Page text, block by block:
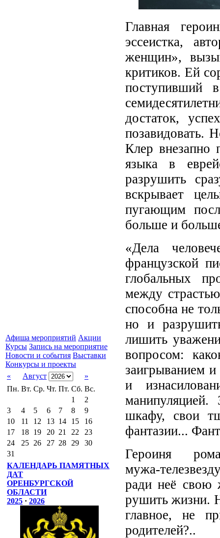
Афиша мероприятий Акции
Курсы Запись на мероприятие
Новости и события Выставки
Конкурсы и проекты
«
Август
»
Пн. Вт. Ср. Чт. Пт. Сб. Вс.
1
2
3
4 5 6 7 8
9
10
11 12 13 14 15
16
17
18 19 20 21 22
23
24
25 26 27 28 29
30
31
КАЛЕНДАРЬ ПАМЯТНЫХ
ДАТ
ОРЕНБУРГСКОЙ
ОБЛАСТИ
2025 · 2026
Главная
эссеистка,
женщин»,
критиков. Ей
поступивший
достаток,
позавидовать.
Клер внезапно
языка в
разрушить
вскрывает
пугающим
больше и
«Дела
французской
глобальных
между
способна не
но и
лишить
вопросом:
заигрыванием
и
шкафу, свои
фантазии...
Героиня
ради неё свою
рушить жизни.
главное, не
родителей?..